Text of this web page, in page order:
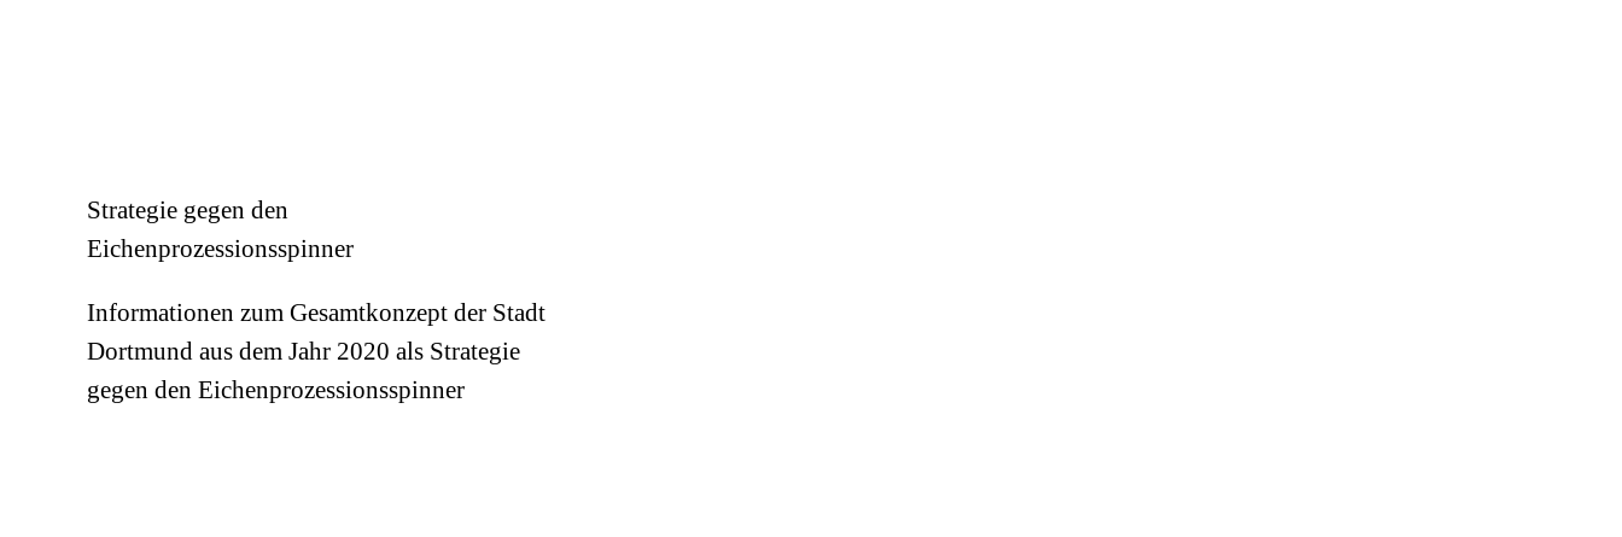
Strategie gegen den
Eichenprozessionsspinner
Informationen zum Gesamtkonzept der Stadt
Dortmund aus dem Jahr 2020 als Strategie
gegen den Eichenprozessionsspinner